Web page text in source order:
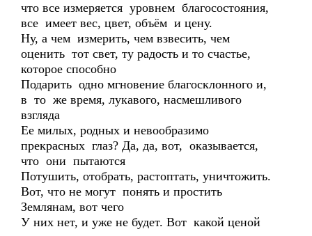
что все измеряется уровнем благосостояния,
все имеет вес, цвет, объём и цену.
Ну, а чем измерить, чем взвесить, чем
оценить тот свет, ту радость и то счастье,
которое способно
Подарить одно мгновение благосклонного и,
в то же время, лукавого, насмешливого
взгляда
Ее милых, родных и невообразимо
прекрасных глаз? Да, да, вот, оказывается,
что они пытаются
Потушить, отобрать, растоптать, уничтожить.
Вот, что не могут понять и простить
Землянам, вот чего
У них нет, и уже не будет. Вот какой ценой